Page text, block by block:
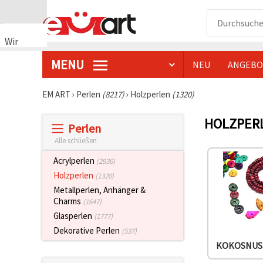
Wir
verwenden
ordnungsgemäße
Nutzungserlebnis
Einwilligung,
MENU NEU
EM ART › Perlen (8217)› Holzperlen (1320)
Perlen
Alle schließen
Acrylperlen (2936)
Holzperlen (1320)
Metallperlen, Anhänger &
Charms (1647)
Glasperlen (1777)
Dekorative Perlen (537)